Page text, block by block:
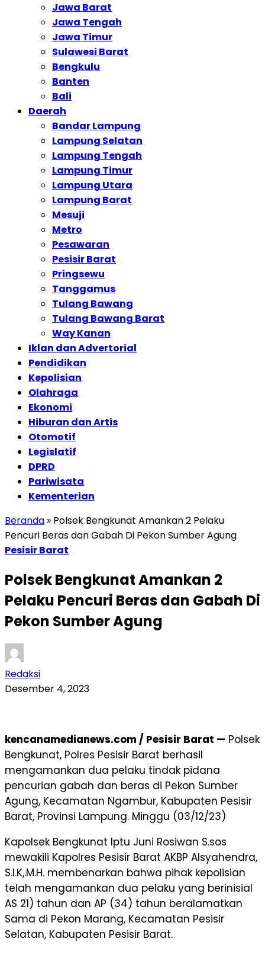
Jawa Barat
Jawa Tengah
Jawa Timur
Sulawesi Barat
Bengkulu
Banten
Bali
Daerah
Bandar Lampung
Lampung Selatan
Lampung Tengah
Lampung Timur
Lampung Utara
Lampung Barat
Mesuji
Metro
Pesawaran
Pesisir Barat
Pringsewu
Tanggamus
Tulang Bawang
Tulang Bawang Barat
Way Kanan
Iklan dan Advertorial
Pendidikan
Kepolisian
Olahraga
Ekonomi
Hiburan dan Artis
Otomotif
Legislatif
DPRD
Pariwisata
Kementerian
Beranda » Polsek Bengkunat Amankan 2 Pelaku
Pencuri Beras dan Gabah Di Pekon Sumber Agung
Pesisir Barat
Polsek Bengkunat Amankan 2
Pelaku Pencuri Beras dan Gabah Di
Pekon Sumber Agung
Redaksi
Desember 4, 2023
kencanamedianews.com / Pesisir Barat — Polsek
Bengkunat, Polres Pesisir Barat berhasil
mengamankan dua pelaku tindak pidana
pencurian gabah dan beras di Pekon Sumber
Agung, Kecamatan Ngambur, Kabupaten Pesisir
Barat, Provinsi Lampung. Minggu (03/12/23)
Kapolsek Bengkunat Iptu Juni Rosiwan S.sos
mewakili Kapolres Pesisir Barat AKBP Alsyahendra,
S.I.K,.M.H. membenarkan bahwa pihak kepolisian
telah mengamankan dua pelaku yang berinisial
AS 21) tahun dan AP (34) tahun beralamatkan
Sama di Pekon Marang, Kecamatan Pesisir
Selatan, Kabupaten Pesisir Barat.